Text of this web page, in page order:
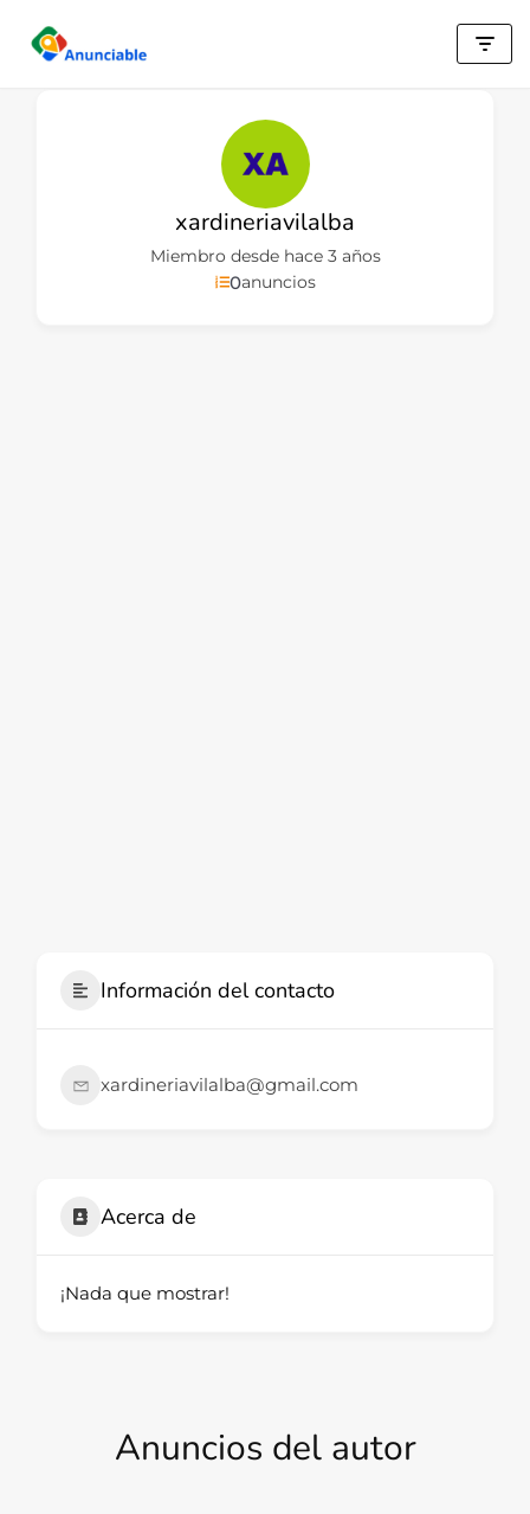
Saltar
xardineriavilalba
Miembro desde hace 3 años
0anuncios
Información del contacto
xardineriavilalba@gmail.com
Acerca de
¡Nada que mostrar!
Anuncios del autor